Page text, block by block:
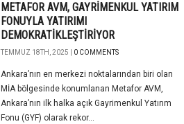
METAFOR AVM, GAYRİMENKUL YATIRIM
FONUYLA YATIRIMI
DEMOKRATİKLEŞTİRİYOR
TEMMUZ 18TH, 2025 | 0 COMMENTS
Ankara’nın en merkezi noktalarından biri olan
MİA bölgesinde konumlanan Metafor AVM,
Ankara’nın ilk halka açık Gayrimenkul Yatırım
Fonu (GYF) olarak rekor...